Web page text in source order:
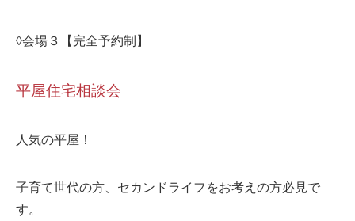
◊会場３【完全予約制】
平屋住宅相談会
人気の平屋！
子育て世代の方、セカンドライフをお考えの方必見で
す。